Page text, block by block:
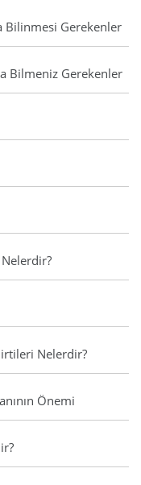
Bilinmesi Gerekenler
Bilmeniz Gerekenler
Nelerdir?
Önemi